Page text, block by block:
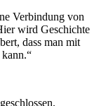
Verbindung von
wird Geschichte
dass man mit